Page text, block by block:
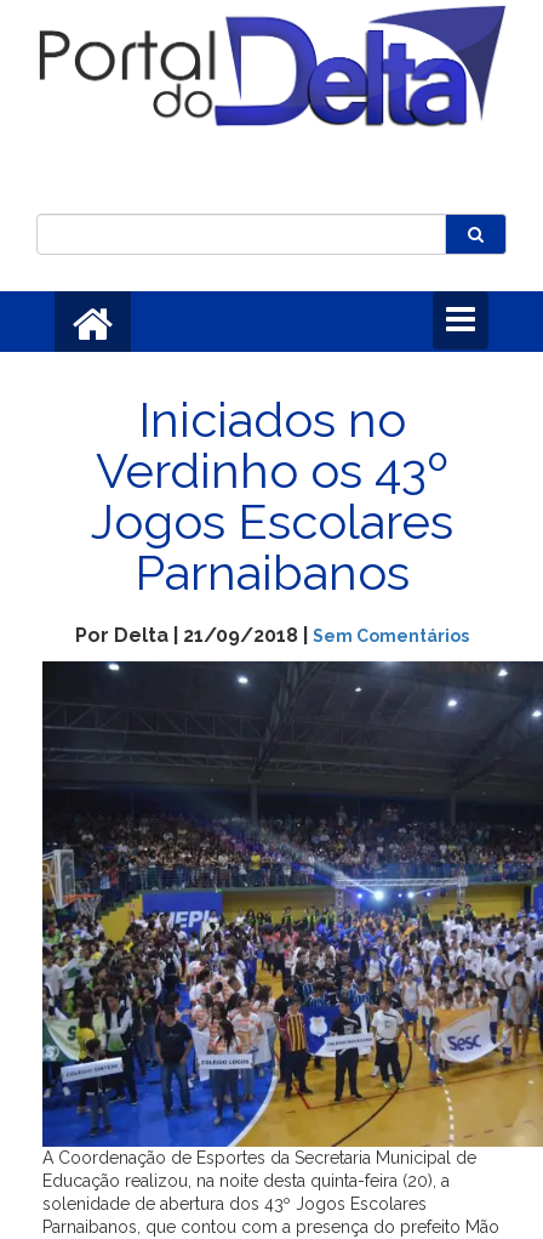
Toggle
navigation
Iniciados no
Verdinho os 43º
Jogos Escolares
Parnaibanos
Por Delta | 21/09/2018 | Sem Comentários
A Coordenação de Esportes da Secretaria Municipal de
Educação realizou, na noite desta quinta-feira (20), a
solenidade de abertura dos 43º Jogos Escolares
Parnaibanos, que contou com a presença do prefeito Mão